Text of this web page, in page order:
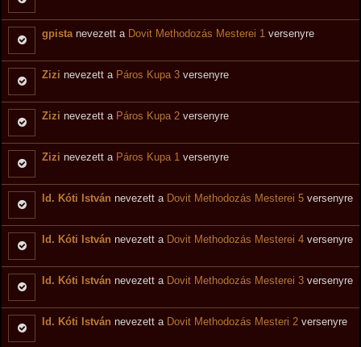
gpistanevezett a Dovit Methodozás Mesterei 1 versenyre
Zizi nevezett a Páros Kupa 3 versenyre
Zizi nevezett a Páros Kupa 2 versenyre
Zizi nevezett a Páros Kupa 1 versenyre
Id. Kóti István nevezett a Dovit Methodozás Mesterei 5 versenyre
Id. Kóti István nevezett a Dovit Methodozás Mesterei 4 versenyre
Id. Kóti István nevezett a Dovit Methodozás Mesterei 3 versenyre
Id. Kóti István nevezett a Dovit Methodozás Mesteri 2 versenyre